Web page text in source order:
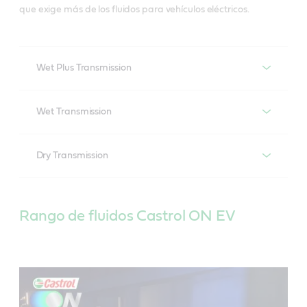
que exige más de los fluidos para vehículos eléctricos.
Wet Plus Transmission
El reto
cambio para alcanzar velocidades más altas, operar
con sistemas sincronizadores a altas velocidades
Wet Transmission
para vehículos eléctricos
El reto
Los motores de los vehículos eléctricos (Electric Vehicle,
EV) pueden generar un torque extremadamente alto
Dry Transmission
para vehículos eléctricos
Rango de fluidos Castrol ON EV